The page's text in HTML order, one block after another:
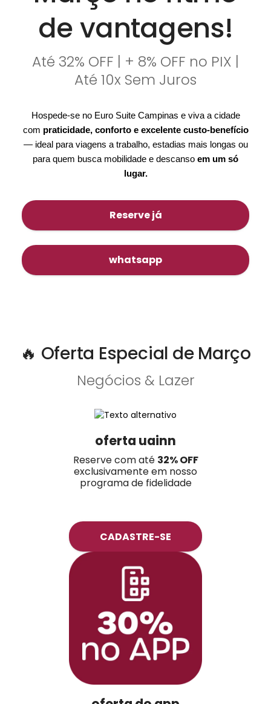
de vantagens!
Até 32% OFF | + 8% OFF no PIX |
Até 10x Sem Juros
Hospede-se no Euro Suite Campinas e viva a cidade
com praticidade, conforto e excelente custo-benefício
— ideal para viagens a trabalho, estadias mais longas ou
para quem busca mobilidade e descanso em um só
lugar.
Reserve já
whatsapp
🔥 Oferta Especial de Março
Negócios & Lazer
oferta uainn
Reserve com até 32% OFF
exclusivamente em nosso
programa de fidelidade
CADASTRE-SE